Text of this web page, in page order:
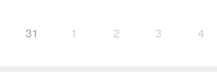
31 1 2 3 4